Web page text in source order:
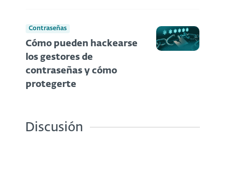
Contraseñas
Cómo pueden hackearse
los gestores de
contraseñas y cómo
protegerte
Discusión